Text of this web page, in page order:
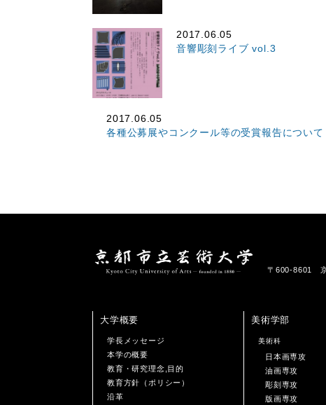
2017.06.05
音響彫刻ライブ vol.3
2017.06.05
各種公募展やコンクール等の受賞報告について
〒600-8601 京
大学概要
学長メッセージ
本学の概要
教育・研究理念,目的
教育方針（ポリシー）
沿革
美術学部
美術科
日本画専攻
油画専攻
彫刻専攻
版画専攻